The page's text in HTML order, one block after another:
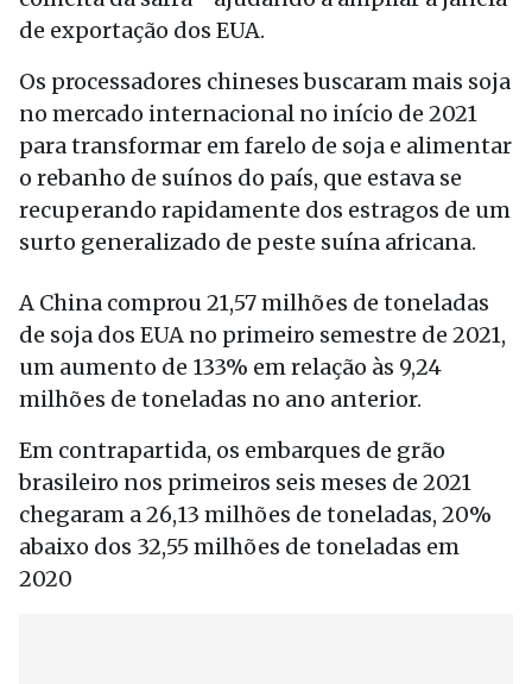
de exportação dos EUA.
Os processadores chineses buscaram mais soja
no mercado internacional no início de 2021
para transformar em farelo de soja e alimentar
o rebanho de suínos do país, que estava se
recuperando rapidamente dos estragos de um
surto generalizado de peste suína africana.
A China comprou 21,57 milhões de toneladas
de soja dos EUA no primeiro semestre de 2021,
um aumento de 133% em relação às 9,24
milhões de toneladas no ano anterior.
Em contrapartida, os embarques de grão
brasileiro nos primeiros seis meses de 2021
chegaram a 26,13 milhões de toneladas, 20%
abaixo dos 32,55 milhões de toneladas em
2020